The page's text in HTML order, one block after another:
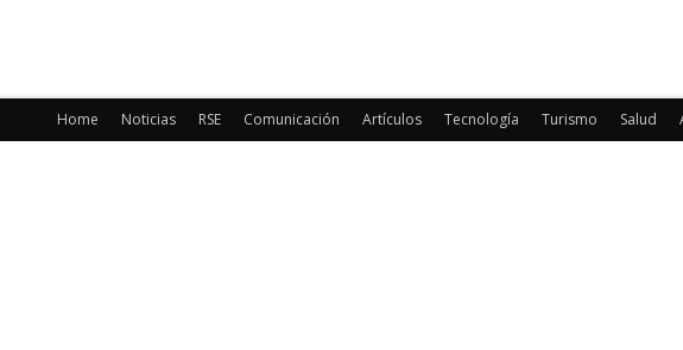
Home Noticias RSE Comunicación Artículos Tecnología Turismo Salud